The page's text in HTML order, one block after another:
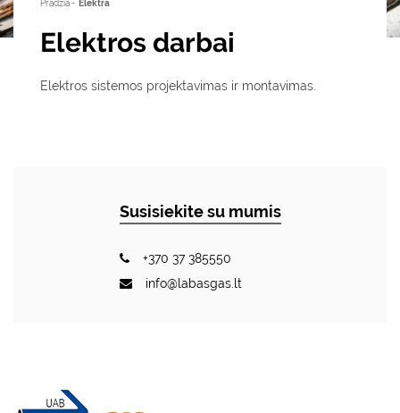
Pradžia Elektra
Elektros darbai
Elektros sistemos projektavimas ir montavimas.
Susisiekite su mumis
+370 37 385550
info@labasgas.lt